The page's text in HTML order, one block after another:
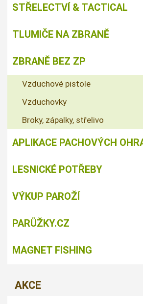
STŘELECTVÍ & TACTICAL
TLUMIČE NA ZBRANĚ
ZBRANĚ BEZ ZP
Vzduchové pistole
Vzduchovky
Broky, zápalky, střelivo
APLIKACE PACHOVÝCH
LESNICKÉ POTŘEBY
VÝKUP PAROŽÍ
PARŮŽKY.CZ
MAGNET FISHING
AKCE